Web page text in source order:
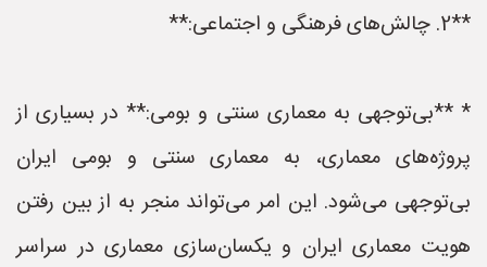
**2. چالش‌های فرهنگی و اجتماعی:**
* **بی‌توجهی به معماری سنتی و بومی:** در بسیاری از
پروژه‌های معماری، به معماری سنتی و بومی ایران
بی‌توجهی می‌شود. این امر می‌تواند منجر به از بین رفتن
هویت معماری ایران و یکسان‌سازی معماری در سراسر